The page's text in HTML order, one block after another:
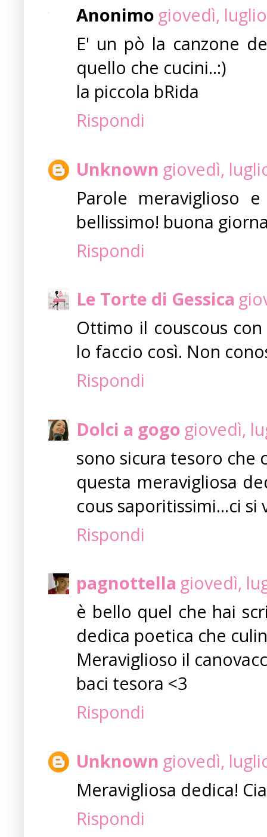
Anonimo giovedì,
E' un pò la canzone
quello che cucini..:)
la piccola bRida
Rispondi
Unknown giovedì,
Parole meraviglioso
bellissimo! buona
Rispondi
Le Torte di Gessica
Ottimo il couscous
lo faccio così. Non
Rispondi
Dolci a gogo giovedì,
sono sicura tesoro che
questa meravigliosa
cous saporitissimi...ci
Rispondi
pagnottella giovedì,
è bello quel che hai
dedica poetica che
Meraviglioso il
baci tesora <3
Rispondi
Unknown giovedì,
Meravigliosa dedica!
Rispondi